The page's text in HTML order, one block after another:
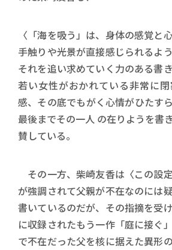
〈「海を吸う」は、身体の感覚と
手触りや光景が直接感じられるよ
それを追い求めていく力のある書
若い女性がおかれている非常に
感、その底でもがく心情がひたす
最後までその一人 の在りようを書
賛している。
その一方、柴崎友香は〈この設
が強調されて父親が不在なのには
書いているのだが、その指摘を受
に収録されたもう一作「庭に接ぐ
で不在だった父を核に据えた異形